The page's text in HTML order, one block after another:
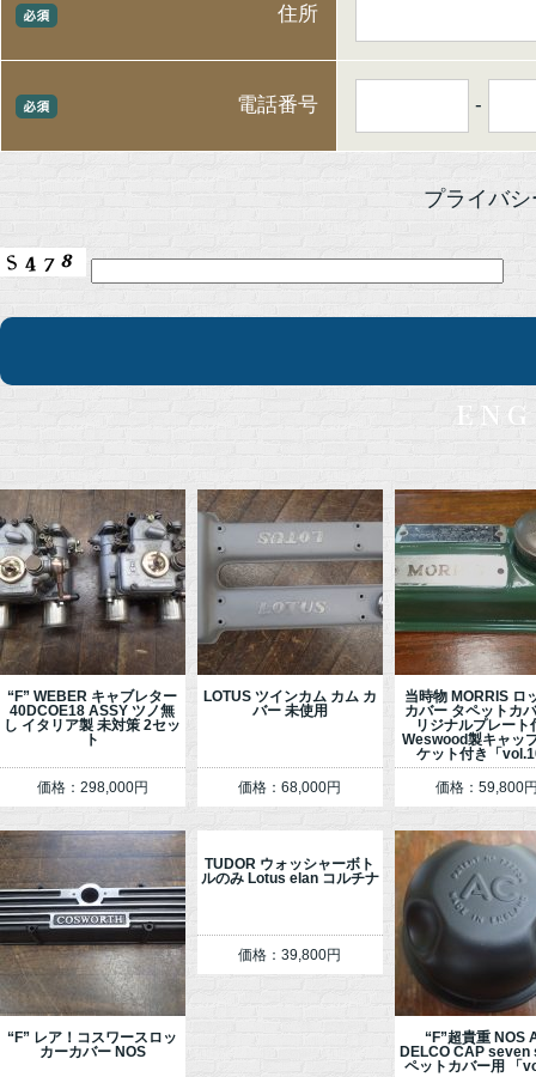
住所
電話番号 -
プライバ
“F” WEBER キャブレター
40DCOE18 ASSY ツノ無
し イタリア製 未対策 2セッ
ト
価格：298,000円
LOTUS ツインカム カム カ
バー 未使用
価格：68,000円
当時物 MORRIS ロ
カバー タペットカ
リジナルプレート
Weswood製キャッ
ケット付き「
価格：59,800
“F” レア！コスワースロッ
カーカバー NOS
TUDOR ウォッシャーボト
ルのみ Lotus elan コルチナ
価格：39,800円
“F”超貴重 NOS
DELCO CAP seven
ペットカバー用 「